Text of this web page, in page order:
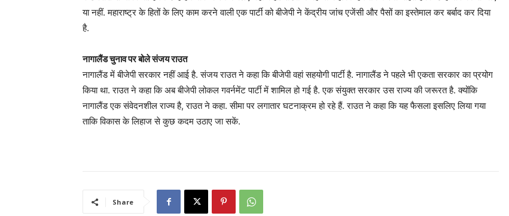
या नहीं. महाराष्ट्र के हितों के लिए काम करने वाली एक पार्टी को बीजेपी ने केंद्रीय जांच एजेंसी और पैसों का इस्तेमाल कर बर्बाद कर दिया
है.
नागालैंड चुनाव पर बोले संजय राउत
नागालैंड में बीजेपी सरकार नहीं आई है. संजय राउत ने कहा कि बीजेपी वहां सहयोगी पार्टी है. नागालैंड ने पहले भी एकता सरकार का प्रयोग
किया था. राउत ने कहा कि अब बीजेपी लोकल गवर्नमेंट पार्टी में शामिल हो गई है. एक संयुक्त सरकार उस राज्य की जरूरत है. क्योंकि
नागालैंड एक संवेदनशील राज्य है, राउत ने कहा. सीमा पर लगातार घटनाक्रम हो रहे हैं. राउत ने कहा कि यह फैसला इसलिए लिया गया
ताकि विकास के लिहाज से कुछ कदम उठाए जा सकें.
Share